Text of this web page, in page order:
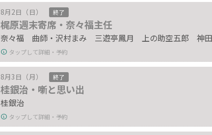
8月2日（日） 終了
梶原週末寄席・奈々福主任
奈々福 曲師・沢村まみ 三遊亭鳳月 上の助空五郎 神
タップして詳細・予約
8月3日（月） 終了
桂銀治・噺と思い出
桂銀治
タップして詳細・予約